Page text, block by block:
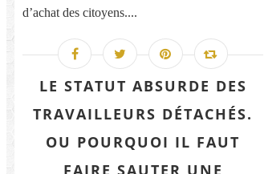
d’achat des citoyens....
LE STATUT ABSURDE DES
TRAVAILLEURS DÉTACHÉS.
OU POURQUOI IL FAUT
FAIRE SAUTER UNE